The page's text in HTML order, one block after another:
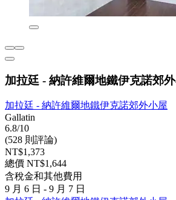
加拉廷 - 納許維爾地鐵伊克諾郊
加拉廷 - 納許維爾地鐵伊克諾郊外小屋
Gallatin
6.8/10
(528 則評論)
NT$1,373
總價 NT$1,644
含稅金和其他費用
9 月 6 日 - 9 月 7 日